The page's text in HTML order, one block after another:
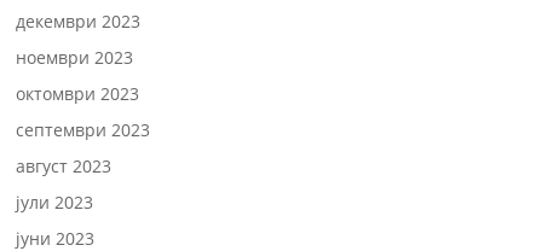
декември 2023
ноември 2023
октомври 2023
септември 2023
август 2023
јули 2023
јуни 2023